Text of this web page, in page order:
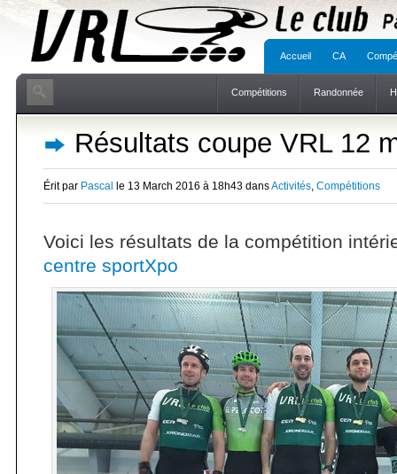
Accueil CA
Compétitions Randonnée
Résultats coupe VRL 12
Érit par Pascal le 13 March 2016 à 18h43 dansActivités, Compétitions
Voici les résultats de la compétition
centre sportXpo